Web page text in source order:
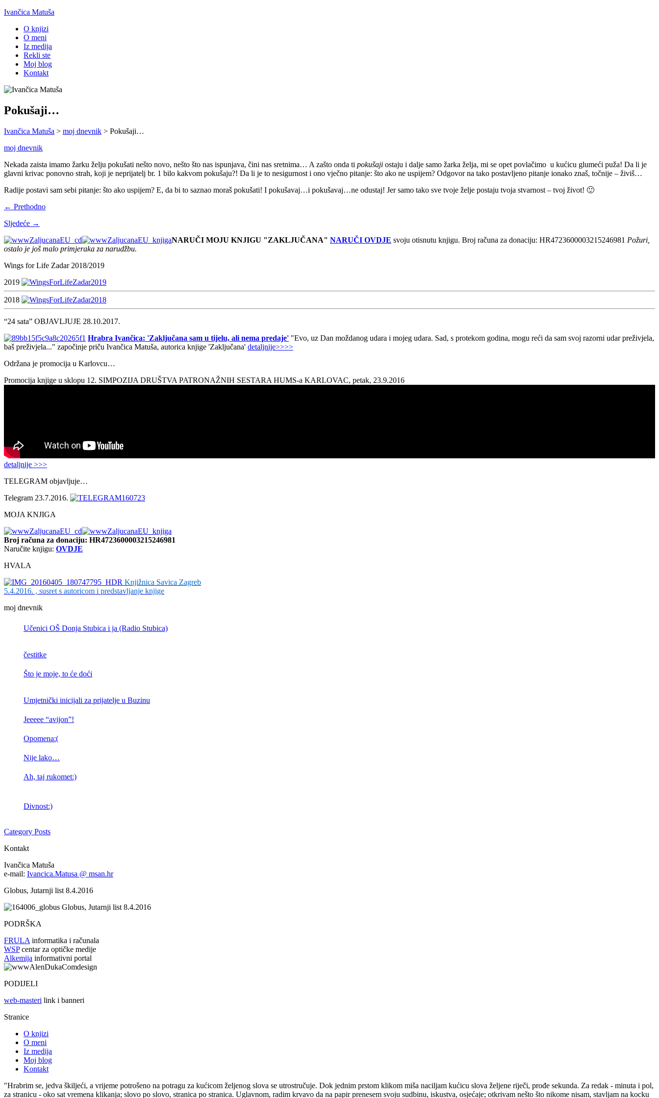
Ivančica Matuša
O knjizi
O meni
Iz medija
Rekli ste
Moj blog
Kontakt
Pokušaji…
Ivančica Matuša > moj dnevnik > Pokušaji…
moj dnevnik
Nekada zaista imamo žarku želju pokušati nešto novo, nešto što nas ispunjava, čini nas sretnima… A zašto onda ti pokušaji ostaju i dalje samo žarka želja, mi se opet povlačimo u kućicu glumeći puža! Da li je
glavni krivac ponovno strah, koji je neprijatelj br. 1 bilo kakvom pokušaju?! Da li je to nesigurnost i ono vječno pitanje: što ako ne uspijem? Odgovor na tako postavljeno pitanje ionako znaš, točnije – živiš…
Radije postavi sam sebi pitanje: što ako uspijem? E, da bi to saznao moraš pokušati! I pokušavaj…i pokušavaj…ne odustaj! Jer samo tako sve tvoje želje postaju tvoja stvarnost – tvoj život! 🙂
← Prethodno
Sljedeće →
NARUČI MOJU KNJIGU "ZAKLJUČANA" NARUČI OVDJE svoju otisnutu knjigu. Broj računa za donaciju: HR4723600003215246981 Požuri,
ostalo je još malo primjeraka za narudžbu.
Wings for Life Zadar 2018/2019
2019
2018
“24 sata” OBJAVLJUJE 28.10.2017.
Hrabra Ivančica: 'Zaključana sam u tijelu, ali nema predaje' "Evo, uz Dan moždanog udara i mojeg udara. Sad, s protekom godina, mogu reći da sam svoj razorni udar preživjela,
baš preživjela..." započinje priču Ivančica Matuša, autorica knjige 'Zaključana' detaljnije>>>>
Održana je promocija u Karlovcu…
Promocija knjige u sklopu 12. SIMPOZIJA DRUŠTVA PATRONAŽNIH SESTARA HUMS-a KARLOVAC, petak, 23.9.2016
detaljnije >>>
TELEGRAM objavljuje…
Telegram 23.7.2016.
MOJA KNJIGA
Broj računa za donaciju: HR4723600003215246981
Naručite knjigu: OVDJE
HVALA
Knjižnica Savica Zagreb
5.4.2016. , susret s autoricom i predstavljanje knjige
moj dnevnik
Učenici OŠ Donja Stubica i ja (Radio Stubica)
čestitke
Što je moje, to će doći
Umjetnički inicijali za prijatelje u Buzinu
Jeeeee “avijon”!
Opomena:(
Nije lako…
Ah, taj rukomet:)
Divnost:)
Category Posts
Kontakt
Ivančica Matuša
e-mail: Ivancica.Matusa @ msan.hr
Globus, Jutarnji list 8.4.2016
Globus, Jutarnji list 8.4.2016
PODRŠKA
FRULA informatika i računala
WSPcentar za optičke medije
Alkemija informativni portal
PODIJELI
web-masteri link i banneri
Stranice
O knjizi
O meni
Iz medija
Moj blog
Kontakt
"Hrabrim se, jedva škiljeći, a vrijeme potrošeno na potragu za kućicom željenog slova se utrostručuje. Dok jednim prstom klikom miša naciljam kućicu slova željene riječi, prođe sekunda. Za redak - minuta i pol,
za stranicu - oko sat vremena klikanja; slovo po slovo, stranica po stranica. Uglavnom, radim krvavo da na papir prenesem svoju sudbinu, iskustva, osjećaje; otkrivam nešto što nikome nisam, stavljam na kocku